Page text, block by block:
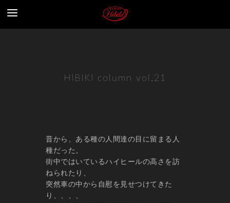
HIBIKI column vol.21
昔から、ある種の人間達の目に留まる人
種だった。
街中ではいているハイヒールの高さを訪
ねられたり、
突然車の中から自慰を見せつけてきた
り、、、、